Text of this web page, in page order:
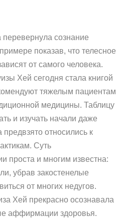
перевернула сознание
показав, что телесное
от самого человека.
Хей сегодня стала книгой
тяжелым пациентам
медицины. Таблицу
и изучать начали даже
предвзято относились к
Суть
проста и многим известна:
убрав закостенелые
от многих недугов.
Хей прекрасно осознавала
аффирмации здоровья.